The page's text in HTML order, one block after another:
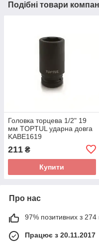
Подібні товари
Головка торцева 1/2" 19
мм TOPTUL ударна довга
KABE1619
211 ₴
Купити
Про нас
97% позитивних з 274
Працює з 20.11.2017